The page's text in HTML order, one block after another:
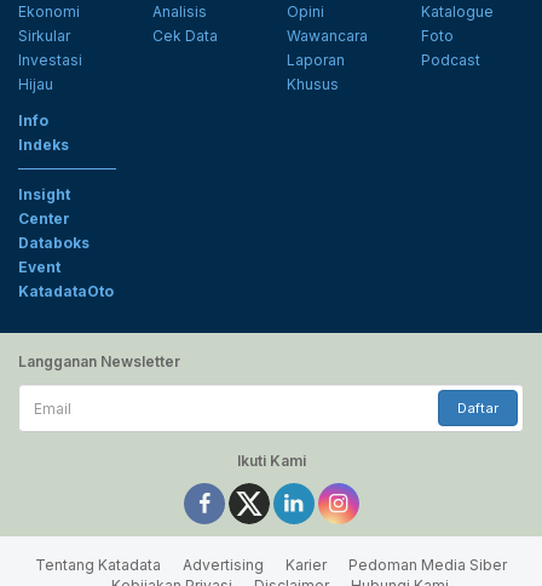
Ekonomi
Sirkular
Investasi
Hijau
Analisis
Cek Data
Opini
Wawancara
Laporan
Khusus
Katalogue
Foto
Podcast
Info
Indeks
Insight
Center
Databoks
Event
KatadataOto
Langganan Newsletter
Email
Daftar
Ikuti Kami
Tentang Katadata Advertising Karier
Pedoman Media Siber